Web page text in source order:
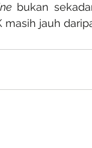
bukan
jauh